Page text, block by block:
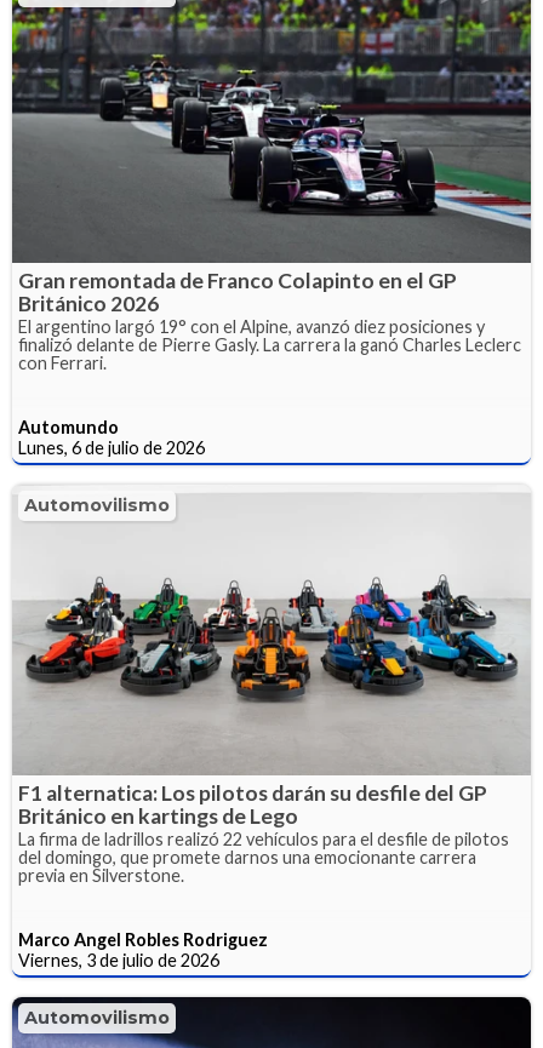
Gran remontada de Franco Colapinto en el GP
Británico 2026
El argentino largó 19° con el Alpine, avanzó diez posiciones y
finalizó delante de Pierre Gasly. La carrera la ganó Charles Leclerc
con Ferrari.
Automundo
Lunes, 6 de julio de 2026
Automovilismo
F1 alternatica: Los pilotos darán su desfile del GP
Británico en kartings de Lego
La firma de ladrillos realizó 22 vehículos para el desfile de pilotos
del domingo, que promete darnos una emocionante carrera
previa en Silverstone.
Marco Angel Robles Rodriguez
Viernes, 3 de julio de 2026
Automovilismo